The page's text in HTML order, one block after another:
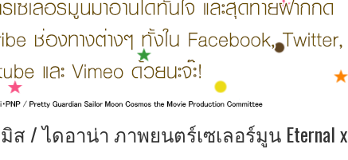
/ ไดอาน่า ภาพยนตร์เซเลอร์มูน Eternal x